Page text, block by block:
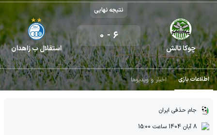
نتیجه نهایی
چوکا تالش
6
-
0
استقلال ب زاهدان
اطلاعات بازی اخبار و ویدیوها
جام حذفی ایران
8 آبان 1404
ساعت 15:00